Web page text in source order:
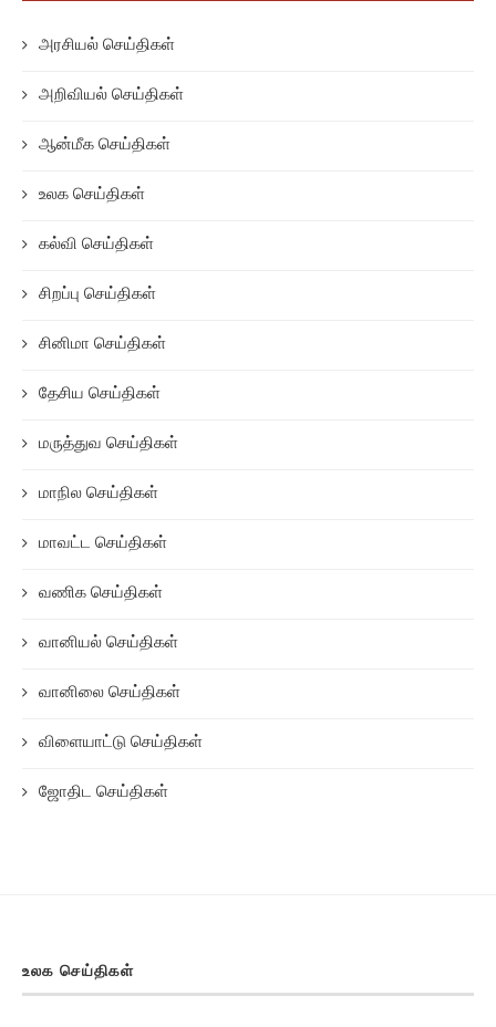
அரசியல் செய்திகள்
அறிவியல் செய்திகள்
ஆன்மீக செய்திகள்
உலக செய்திகள்
கல்வி செய்திகள்
சிறப்பு செய்திகள்
சினிமா செய்திகள்
தேசிய செய்திகள்
மருத்துவ செய்திகள்
மாநில செய்திகள்
மாவட்ட செய்திகள்
வணிக செய்திகள்
வானியல் செய்திகள்
வானிலை செய்திகள்
விளையாட்டு செய்திகள்
ஜோதிட செய்திகள்
உலக செய்திகள்